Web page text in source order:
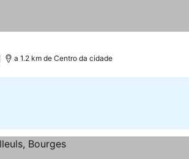
a 1.2 km de Centro da cidade